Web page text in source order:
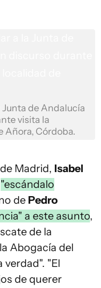
de Andalucía
visita la
Añora, Córdoba.
Madrid, Isabel
"escándalo
de Pedro
a este asunto,
de la
Abogacía del
"El
de querer